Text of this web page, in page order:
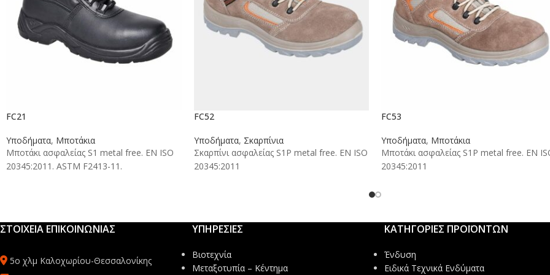
FC21
Υποδήματα, Μποτάκια
Μποτάκι ασφαλείας S1 metal free. EN ISO
20345:2011. ASTM F2413-11.
FC52
Υποδήματα, Σκαρπίνια
Σκαρπίνι ασφαλείας S1P metal free. EN ISO
20345:2011
FC53
Υποδήματα, Μποτάκια
Μποτάκι ασφαλείας S1P metal free. EN
20345:2011
ΣΤΟΙΧΕΙΑ ΕΠΙΚΟΙΝΩΝΙΑΣ
5ο χλμ Καλοχωρίου-Θεσσαλονίκης
ΥΠΗΡΕΣΙΕΣ
Βιοτεχνία
Μεταξοτυπία – Κέντημα
ΚΑΤΗΓΟΡΙΕΣ ΠΡΟΪΟΝΤΩΝ
Ένδυση
Ειδικά Τεχνικά Ενδύματα